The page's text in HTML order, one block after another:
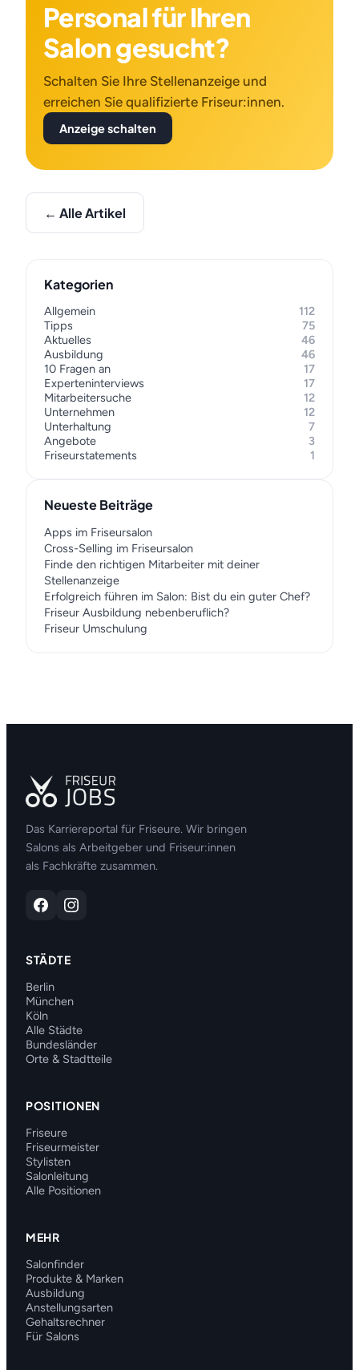
Personal für Ihren
Salon gesucht?
Schalten Sie Ihre Stellenanzeige und
erreichen Sie qualifizierte Friseur:innen.
Anzeige schalten
← Alle Artikel
Kategorien
Allgemein
112
Tipps
75
Aktuelles
46
Ausbildung
46
10 Fragen an
17
Experteninterviews
17
Mitarbeitersuche
12
Unternehmen
12
Unterhaltung
7
Angebote
3
Friseurstatements
1
Neueste Beiträge
Apps im Friseursalon
Cross-Selling im Friseursalon
Finde den richtigen Mitarbeiter mit deiner
Stellenanzeige
Erfolgreich führen im Salon: Bist du ein guter Chef?
Friseur Ausbildung nebenberuflich?
Friseur Umschulung
Das Karriereportal für Friseure. Wir bringen
Salons als Arbeitgeber und Friseur:innen
als Fachkräfte zusammen.
STÄDTE
Berlin
München
Köln
Alle Städte
Bundesländer
Orte & Stadtteile
POSITIONEN
Friseure
Friseurmeister
Stylisten
Salonleitung
Alle Positionen
MEHR
Salonfinder
Produkte & Marken
Ausbildung
Anstellungsarten
Gehaltsrechner
Für Salons